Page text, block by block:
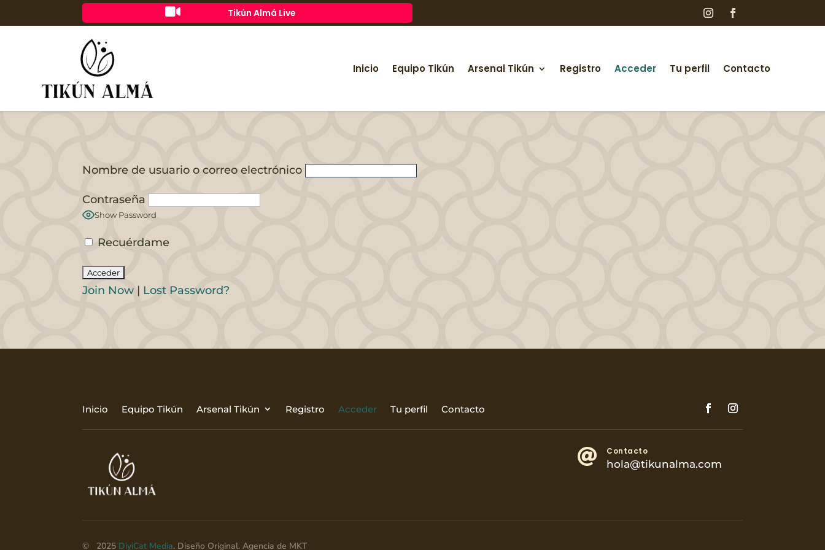
 Tikún Almá Live
Inicio Equipo Tikún Arsenal Tikún Registro Acceder Tu perfil Contacto
Nombre de usuario o correo electrónico
Contraseña
Show Password
Recuérdame
Join Now | Lost Password?
Inicio Equipo Tikún Arsenal Tikún Registro Acceder Tu perfil Contacto
 Contacto
hola@tikunalma.com
© 2025 DiyiCat Media. Diseño Original. Agencia de MKT